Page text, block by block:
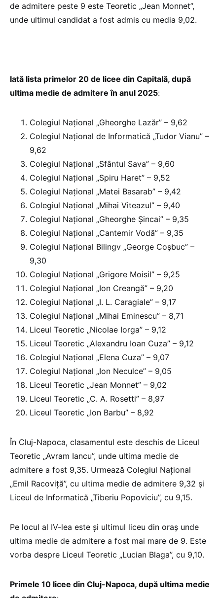
de admitere peste 9 este Teoretic „Jean Monnet”,
unde ultimul candidat a fost admis cu media 9,02.
Iată lista primelor 20 de licee din Capitală, după
ultima medie de admitere în anul 2025:
Colegiul Național „Gheorghe Lazăr” – 9,62
Colegiul Național de Informatică „Tudor Vianu” –
9,62
Colegiul Național „Sfântul Sava” – 9,60
Colegiul Național „Spiru Haret” – 9,52
Colegiul Național „Matei Basarab” – 9,42
Colegiul Național „Mihai Viteazul” – 9,40
Colegiul Național „Gheorghe Șincai” – 9,35
Colegiul Național „Cantemir Vodă” – 9,35
Colegiul Național Bilingv „George Coșbuc” –
9,30
Colegiul Național „Grigore Moisil” – 9,25
Colegiul Național „Ion Creangă” – 9,20
Colegiul Național „I. L. Caragiale” – 9,17
Colegiul Național „Mihai Eminescu” – 8,71
Liceul Teoretic „Nicolae Iorga” – 9,12
Liceul Teoretic „Alexandru Ioan Cuza” – 9,12
Colegiul Național „Elena Cuza” – 9,07
Colegiul Național „Ion Neculce” – 9,05
Liceul Teoretic „Jean Monnet” – 9,02
Liceul Teoretic „C. A. Rosetti” – 8,97
Liceul Teoretic „Ion Barbu” – 8,92
În Cluj-Napoca, clasamentul este deschis de Liceul
Teoretic „Avram Iancu”, unde ultima medie de
admitere a fost 9,35. Urmează Colegiul Național
„Emil Racoviță”, cu ultima medie de admitere 9,32 și
Liceul de Informatică „Tiberiu Popoviciu”, cu 9,15.
Pe locul al IV-lea este și ultimul liceu din oraș unde
ultima medie de admitere a fost mai mare de 9. Este
vorba despre Liceul Teoretic „Lucian Blaga”, cu 9,10.
Primele 10 licee din Cluj-Napoca, după ultima medie